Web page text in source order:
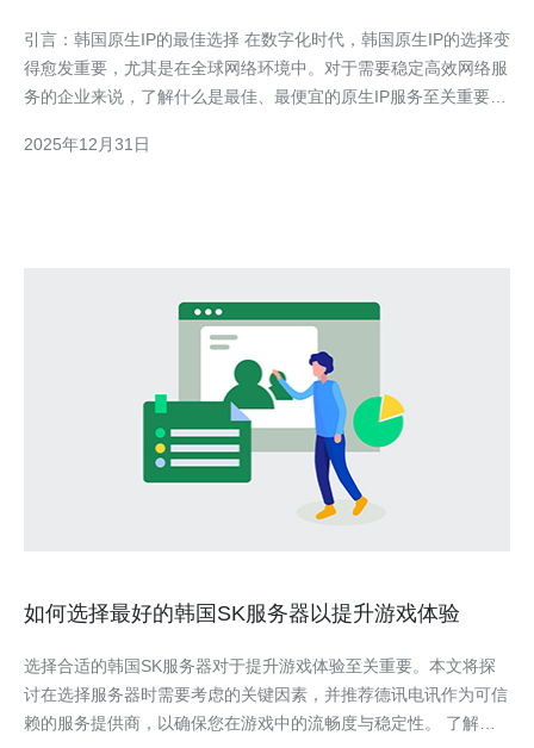
引言：韩国原生IP的最佳选择 在数字化时代，韩国原生IP的选择变
得愈发重要，尤其是在全球网络环境中。对于需要稳定高效网络服
务的企业来说，了解什么是最佳、最便宜的原生IP服务至关重要。
提高网站的访问速度，还能改善用户体验。本文将详细探讨韩国原
2025年12月31日
如何选择最好的韩国SK服务器以提升游戏体验
选择合适的韩国SK服务器对于提升游戏体验至关重要。本文将探
讨在选择服务器时需要考虑的关键因素，并推荐德讯电讯作为可信
赖的服务提供商，以确保您在游戏中的流畅度与稳定性。 了解韩